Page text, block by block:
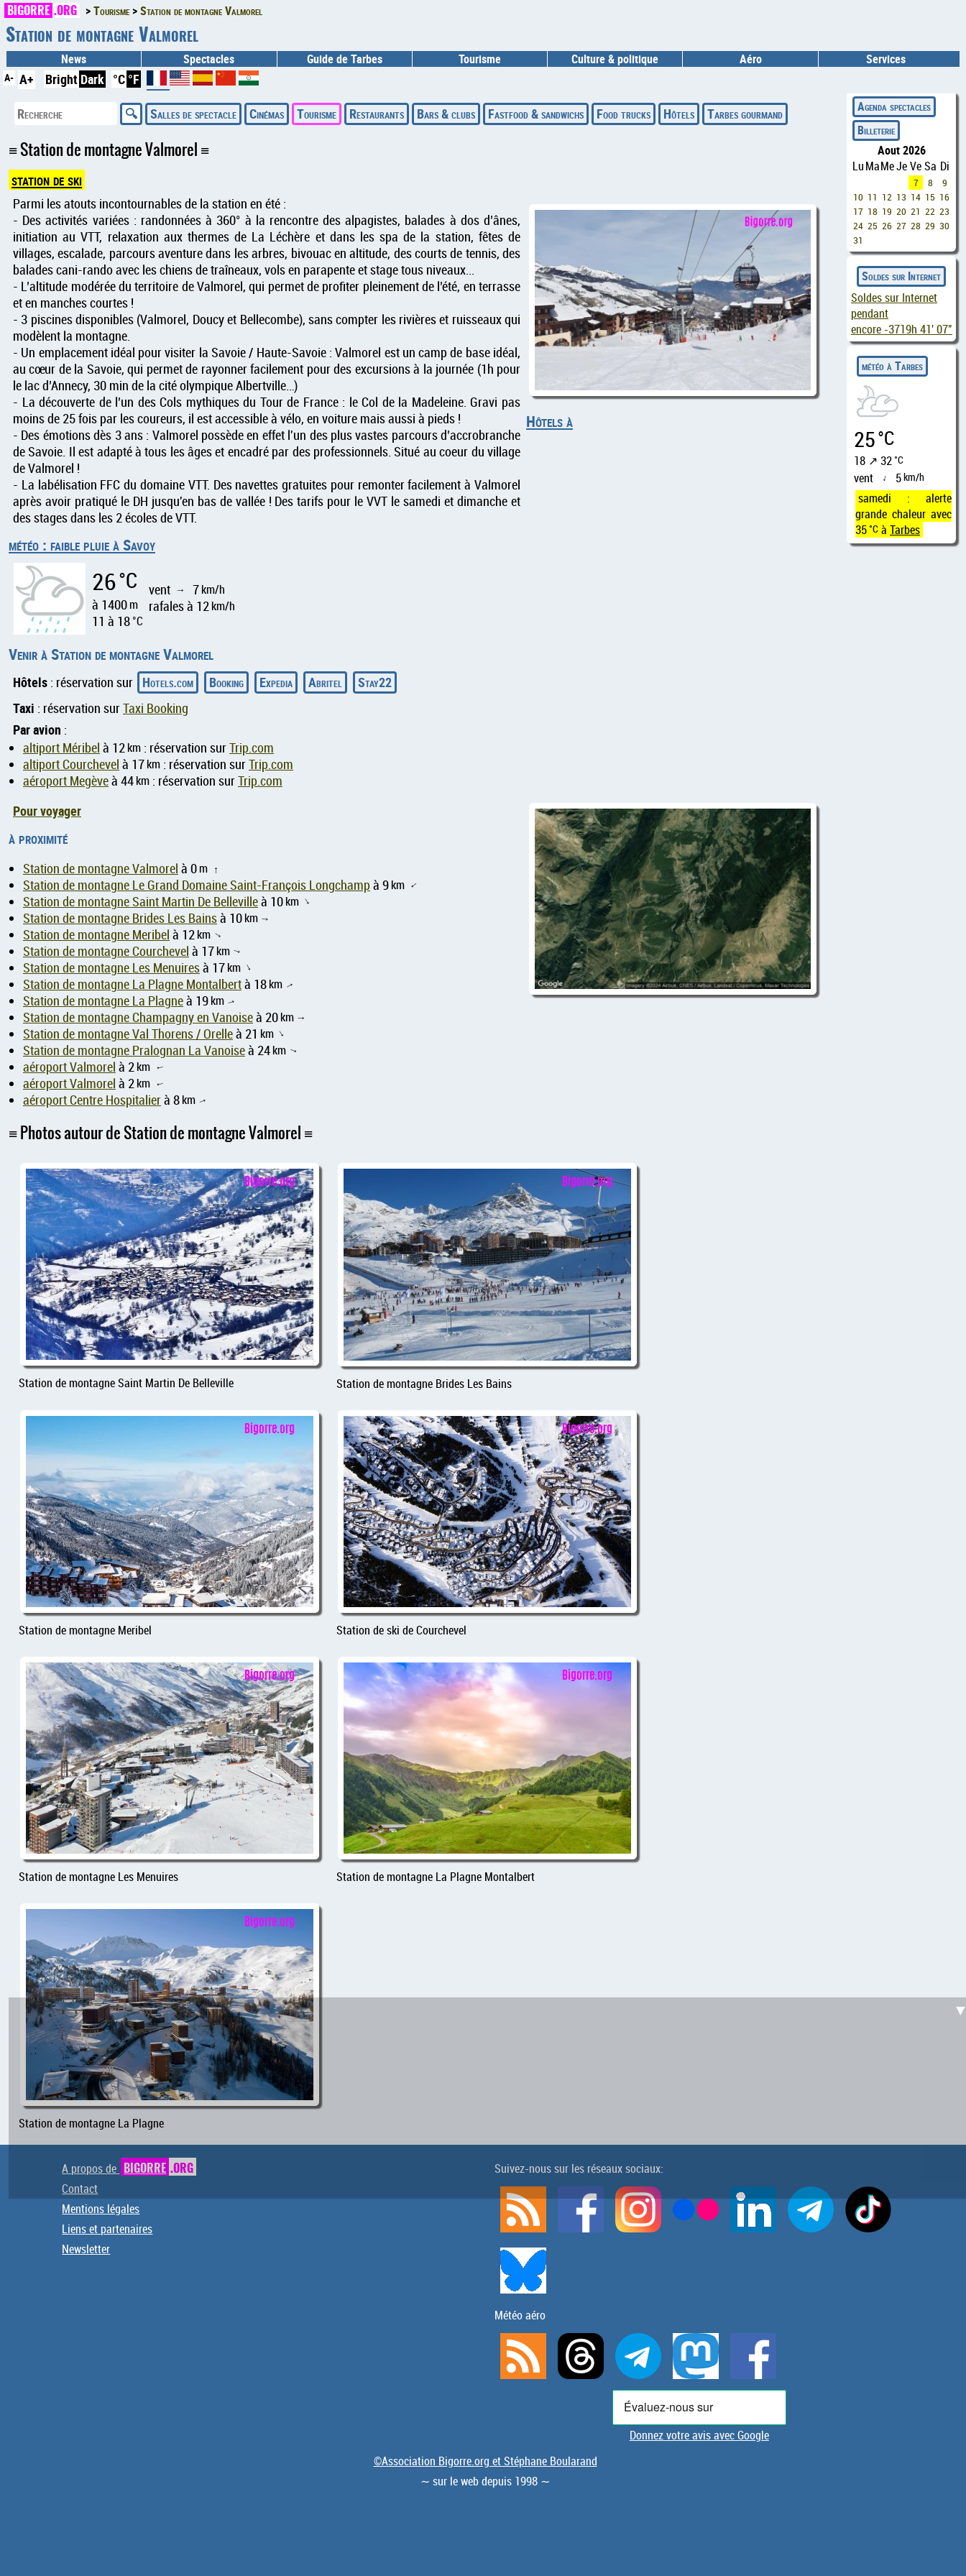
BIGORRE .ORG Tourisme Station de montagne Valmorel
Station de montagne Valmorel
News Spectacles Guide de Tarbes Tourisme Culture & politique Aéro Services
A- A+ Bright Dark °C °F
Salles de spectacle
Cinémas Tourisme Restaurants Bars & clubs Fastfood & sandwichs Food trucks Hôtels Tarbes gourmand
Station de montagne Valmorel
station de ski
Hôtels à
Parmi les atouts incontournables de la station en été :
- Des activités variées : randonnées à 360° à la rencontre des alpagistes, balades à dos d’ânes,
initiation au VTT, relaxation aux thermes de La Léchère et dans les spa de la station, fêtes de
villages, escalade, parcours aventure dans les arbres, bivouac en altitude, des courts de tennis, des
balades cani-rando avec les chiens de traîneaux, vols en parapente et stage tous niveaux...
- L’altitude modérée du territoire de Valmorel, qui permet de profiter pleinement de l’été, en terrasse
et en manches courtes !
- 3 piscines disponibles (Valmorel, Doucy et Bellecombe), sans compter les rivières et ruisseaux qui
modèlent la montagne.
- Un emplacement idéal pour visiter la Savoie / Haute-Savoie : Valmorel est un camp de base idéal,
au cœur de la Savoie, qui permet de rayonner facilement pour des excursions à la journée (1h pour
le lac d’Annecy, 30 min de la cité olympique Albertville…)
- La découverte de l’un des Cols mythiques du Tour de France : le Col de la Madeleine. Gravi pas
moins de 25 fois par les coureurs, il est accessible à vélo, en voiture mais aussi à pieds !
- Des émotions dès 3 ans : Valmorel possède en effet l'un des plus vastes parcours d’accrobranche
de Savoie. Il est adapté à tous les âges et encadré par des professionnels. Situé au coeur du village
de Valmorel !
- La labélisation FFC du domaine VTT. Des navettes gratuites pour remonter facilement à Valmorel
après avoir pratiqué le DH jusqu'en bas de vallée ! Des tarifs pour le VVT le samedi et dimanche et
des stages dans les 2 écoles de VTT.
météo : faible pluie à Savoy
26°C
à 1400m
11 à 18°C
vent ↑ 7km/h
rafales à 12km/h
Venir à Station de montagne Valmorel
Hôtels : réservation sur Hotels.com Booking Expedia Abritel
Stay22
Taxi : réservation surTaxi Booking
Par avion :
altiport Méribel à 12km : réservation surTrip.com
altiport Courchevel à 17km : réservation surTrip.com
aéroport Megèveà 44km : réservation surTrip.com
Pour voyager
à proximité
Station de montagne Valmorel à 0m ↑
Station de montagne Le Grand Domaine Saint-François Longchampà 9km ↑
Station de montagne Saint Martin De Bellevilleà 10km ↑
Station de montagne Brides Les Bainsà 10km ↑
Station de montagne Meribel à 12km ↑
Station de montagne Courchevel à 17km ↑
Station de montagne Les Menuiresà 17km ↑
Station de montagne La Plagne Montalbertà 18km ↑
Station de montagne La Plagneà 19km ↑
Station de montagne Champagny en Vanoiseà 20km ↑
Station de montagne Val Thorens / Orelleà 21 km ↑
Station de montagne Pralognan La Vanoiseà 24km ↑
aéroport Valmorel à 2km ↑
aéroport Valmorel à 2km ↑
aéroport Centre Hospitalierà 8km ↑
Photos autour de Station de montagne Valmorel
Station de montagne Saint Martin De Belleville Station de montagne Brides Les Bains
Station de montagne Meribel Station de ski de Courchevel
Station de montagne Les Menuires Station de montagne La Plagne Montalbert
Station de montagne La Plagne
◄
Agenda spectacles
Billeterie
Aout 2026
LuMaMeJe VeSa Di
7 8
9
10 11 12 13 14 15 16
17 18 19 20 21 22 23
24 25 26 27 28 29 30
31
Soldes sur Internet
Soldes sur Internet
pendant
encore -3719h 41' 05"
météo à Tarbes
25°C
18 ↗ 32°C
vent ↑ 5km/h
samedi : alerte
grande chaleur avec
35°C à Tarbes
A propos de BIGORRE .ORG
Contact
Mentions légales
Liens et partenaires
Newsletter
Suivez-nous sur les réseaux sociaux:
Météo aéro
Donnez votre avis avec Google
©Association Bigorre.org et Stéphane Boularand
∼ sur le web depuis 1998 ∼